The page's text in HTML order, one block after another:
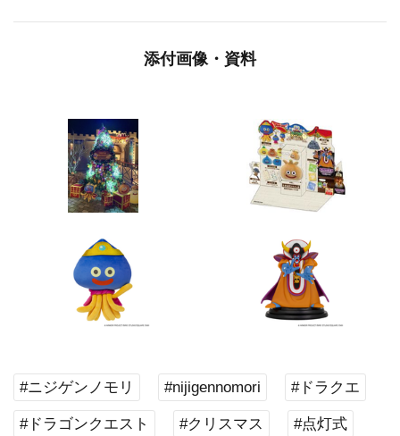
添付画像・資料
#ニジゲンノモリ #nijigennomori #ドラクエ
#ドラゴンクエスト #クリスマス #点灯式